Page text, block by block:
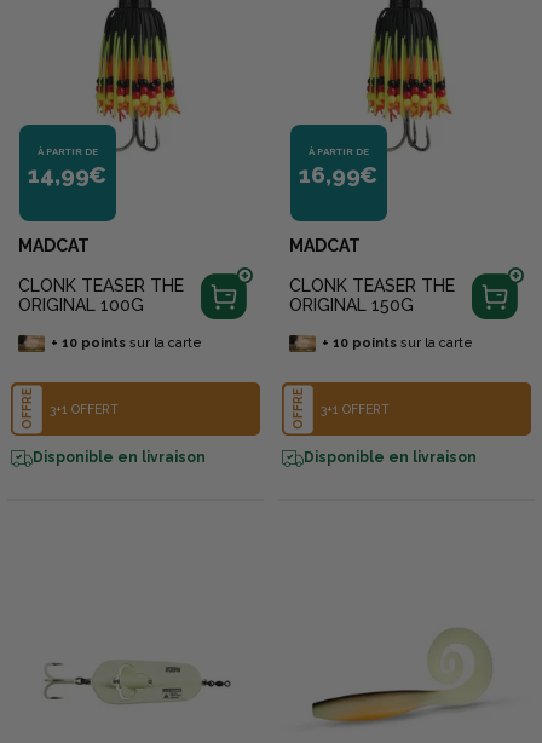
À PARTIR DE
14,99€
MADCAT
CLONK TEASER THE
ORIGINAL 100G
+ 10pointssur la carte
OFFRE 3+1 OFFERT
Disponible en livraison
À PARTIR DE
16,99€
MADCAT
CLONK TEASER THE
ORIGINAL 150G
+ 10pointssur la carte
OFFRE 3+1 OFFERT
Disponible en livraison